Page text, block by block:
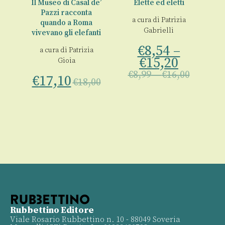
Il Museo di Casal de’
Pazzi racconta
quando a Roma
vivevano gli elefanti
a cura di Patrizia
Gioia
€17,10€18,00
Elette ed eletti
a cura di Patrizia
Gabrielli
€8,54–
€15,20
€8,99–€16,00
Rubbettino Editore
Viale Rosario Rubbettino n. 10 - 88049 Soveria